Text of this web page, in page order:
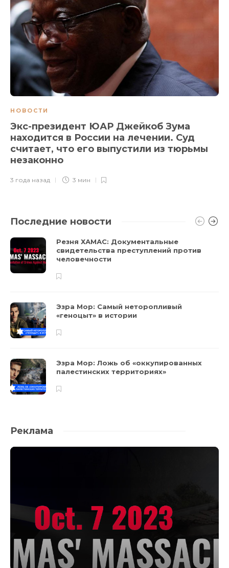
НОВОСТИ
Экс-президент ЮАР Джейкоб Зума
находится в России на лечении. Суд
считает, что его выпустили из тюрьмы
незаконно
3 года назад 3 мин
Последние новости
Резня ХАМАС: Документальные
свидетельства преступлений против
человечности
Эзра Мор: Самый неторопливый
«геноцыт» в истории
Эзра Мор: Ложь об «оккупированных
палестинских территориях»
Реклама